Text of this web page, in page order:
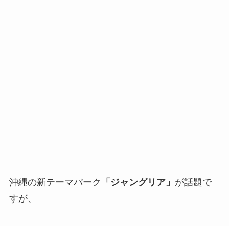
沖縄の新テーマパーク 「ジャングリア」 が話題で
すが、